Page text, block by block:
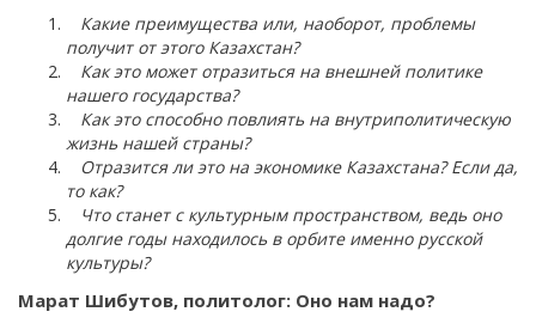
Какие преимущества или, наоборот, проблемы
получит от этого Казахстан?
Как это может отразиться на внешней политике
нашего государства?
Как это способно повлиять на внутриполитическую
жизнь нашей страны?
Отразится ли это на экономике Казахстана? Если да,
то как?
Что станет с культурным пространством, ведь оно
долгие годы находилось в орбите именно русской
культуры?
Марат Шибутов, политолог: Оно нам надо?